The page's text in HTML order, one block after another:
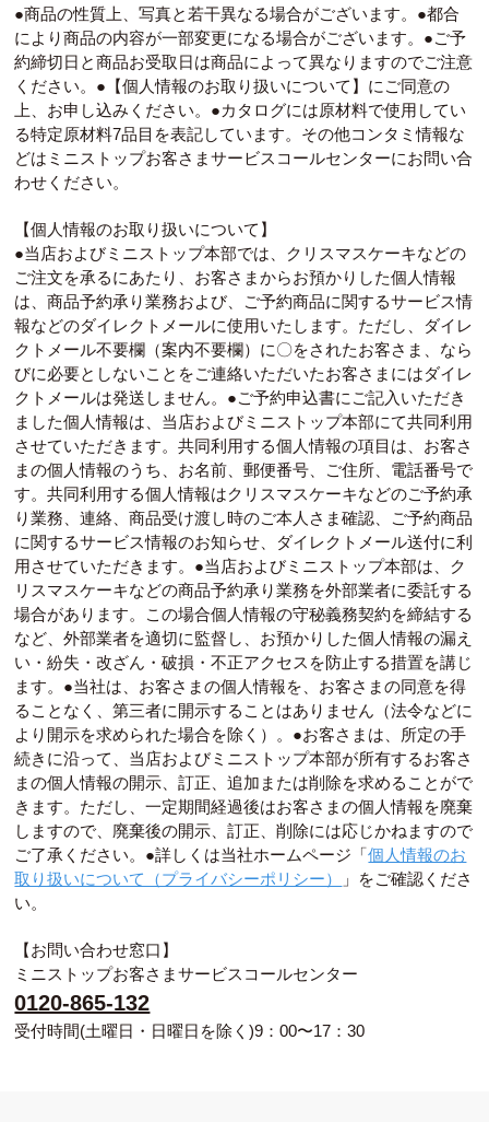
●商品の性質上、写真と若干異なる場合がございます。●都合
により商品の内容が一部変更になる場合がございます。●ご予
約締切日と商品お受取日は商品によって異なりますのでご注意
ください。●【個人情報のお取り扱いについて】にご同意の
上、お申し込みください。●カタログには原材料で使用してい
る特定原材料7品目を表記しています。その他コンタミ情報な
どはミニストップお客さまサービスコールセンターにお問い合
わせください。
【個人情報のお取り扱いについて】
●当店およびミニストップ本部では、クリスマスケーキなどの
ご注文を承るにあたり、お客さまからお預かりした個人情報
は、商品予約承り業務および、ご予約商品に関するサービス情
報などのダイレクトメールに使用いたします。ただし、ダイレ
クトメール不要欄（案内不要欄）に〇をされたお客さま、なら
びに必要としないことをご連絡いただいたお客さまにはダイレ
クトメールは発送しません。●ご予約申込書にご記入いただき
ました個人情報は、当店およびミニストップ本部にて共同利用
させていただきます。共同利用する個人情報の項目は、お客さ
まの個人情報のうち、お名前、郵便番号、ご住所、電話番号で
す。共同利用する個人情報はクリスマスケーキなどのご予約承
り業務、連絡、商品受け渡し時のご本人さま確認、ご予約商品
に関するサービス情報のお知らせ、ダイレクトメール送付に利
用させていただきます。●当店およびミニストップ本部は、ク
リスマスケーキなどの商品予約承り業務を外部業者に委託する
場合があります。この場合個人情報の守秘義務契約を締結する
など、外部業者を適切に監督し、お預かりした個人情報の漏え
い・紛失・改ざん・破損・不正アクセスを防止する措置を講じ
ます。●当社は、お客さまの個人情報を、お客さまの同意を得
ることなく、第三者に開示することはありません（法令などに
より開示を求められた場合を除く）。●お客さまは、所定の手
続きに沿って、当店およびミニストップ本部が所有するお客さ
まの個人情報の開示、訂正、追加または削除を求めることがで
きます。ただし、一定期間経過後はお客さまの個人情報を廃棄
しますので、廃棄後の開示、訂正、削除には応じかねますので
ご了承ください。●詳しくは当社ホームページ「個人情報のお
取り扱いについて（プライバシーポリシー）
」をご確認くださ
い。
【お問い合わせ窓口】
ミニストップお客さまサービスコールセンター
0120-865-132
受付時間(土曜日・日曜日を除く)9：00〜17：30